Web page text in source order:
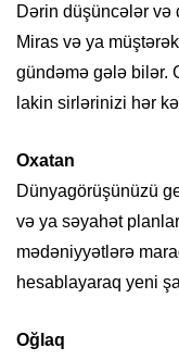
Dərin düşüncələr
Miras və ya
gündəmə gələ bilər.
lakin sirlərinizi hər
Oxatan
Dünyagörüşünüzü
və ya səyahət
mədəniyyətlərə
hesablayaraq yeni
Oğlaq